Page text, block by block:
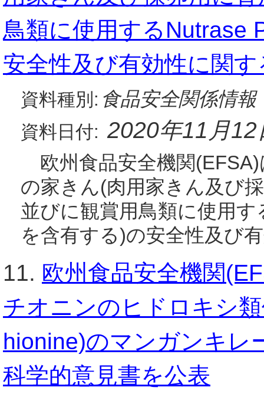
鳥類に使用するNutrase
安全性及び有効性に関
資料種別: 食品安全関係情報
資料日付: 2020年11月12
欧州食品安全機関
の家きん(肉用家きん及び
並びに観賞用鳥類に使用
を含有する)の安全性及び
11. 欧州食品安全機関
チオニンのヒドロキシ
hionine)のマンガンキレ
科学的意見書を公表